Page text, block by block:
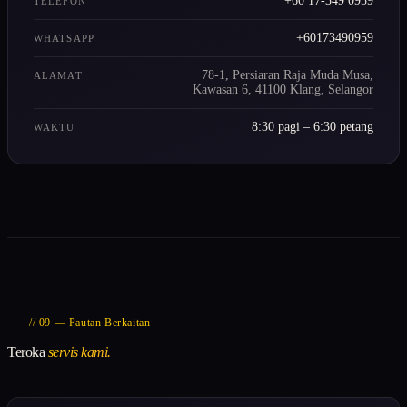
WHATSAPP +60173490959
ALAMAT
78-1, Persiaran Raja Muda Musa,
Kawasan 6, 41100 Klang, Selangor
WAKTU 8:30 pagi – 6:30 petang
// 09 — Pautan Berkaitan
Terokaservis kami.